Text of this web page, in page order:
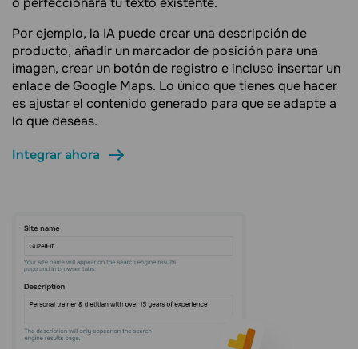
Por ejemplo, la IA puede crear una descripción de
producto, añadir un marcador de posición para una
imagen, crear un botón de registro e incluso insertar un
enlace de Google Maps. Lo único que tienes que hacer
es ajustar el contenido generado para que se adapte a
lo que deseas.
Integrar ahora